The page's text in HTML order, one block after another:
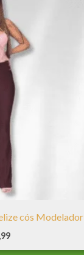
cós Modelador